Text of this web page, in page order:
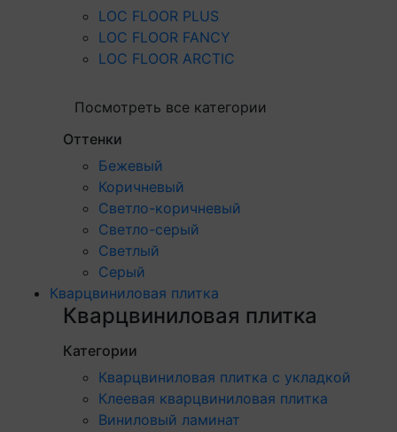
LOC FLOOR PLUS
LOC FLOOR FANCY
LOC FLOOR ARCTIC
Посмотреть все категории
Оттенки
Бежевый
Коричневый
Светло-коричневый
Светло-серый
Светлый
Серый
Кварцвиниловая плитка
Кварцвиниловая плитка
Категории
Кварцвиниловая плитка с укладкой
Клеевая кварцвиниловая плитка
Виниловый ламинат